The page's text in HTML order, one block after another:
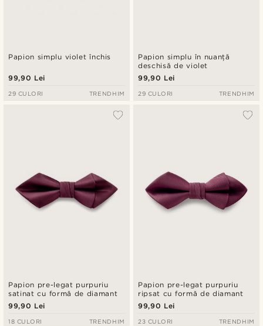
Papion simplu violet închis
99,90 Lei
29 CULORI TRENDHIM
Papion simplu în nuanță
deschisă de violet
99,90 Lei
29 CULORI TRENDHIM
Papion pre-legat purpuriu
satinat cu formă de diamant
99,90 Lei
18 CULORI TRENDHIM
Papion pre-legat purpuriu
ripsat cu formă de diamant
99,90 Lei
23 CULORI TRENDHIM